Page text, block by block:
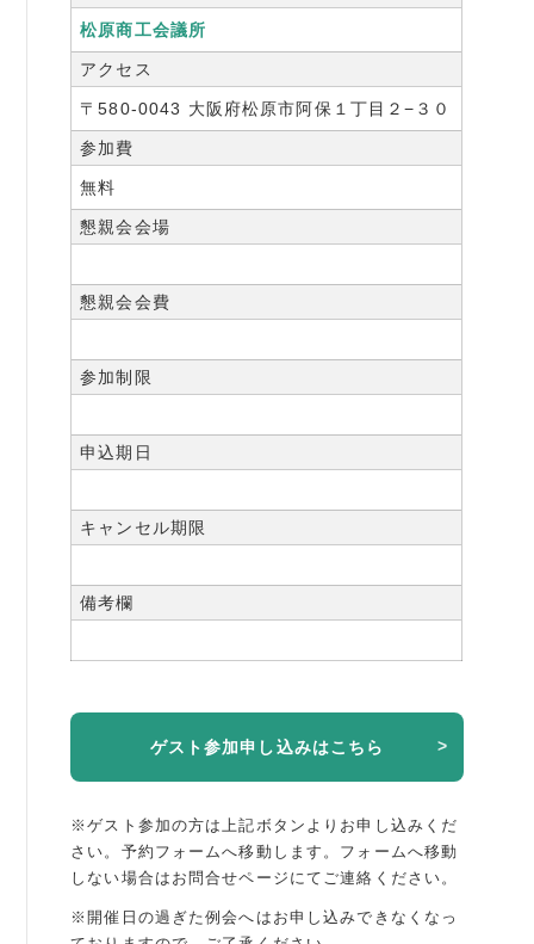
松原商工会議所
アクセス
〒580-0043 大阪府松原市阿保１丁目２−３０
参加費
無料
懇親会会場
懇親会会費
参加制限
申込期日
キャンセル期限
備考欄
ゲスト参加申し込みはこちら
※ゲスト参加の方は上記ボタンよりお申し込みくだ
さい。予約フォームへ移動します。 フォームへ移動
しない場合はお問合せページにてご連絡ください。
※開催日の過ぎた例会へはお申し込みできなくなっ